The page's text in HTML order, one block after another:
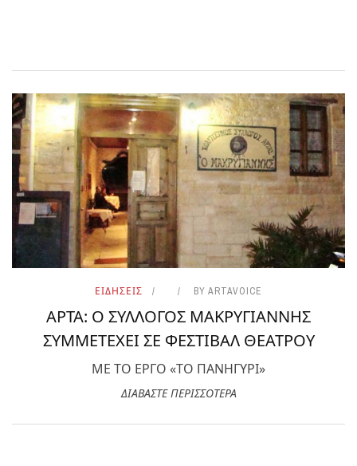
ΕΙΔΗΣΕΙΣ BY ARTAVOICE
ΑΡΤΑ: Ο ΣΥΛΛΟΓΟΣ ΜΑΚΡΥΓΙΑΝΝΗΣ
ΣΥΜΜΕΤΕΧΕΙ ΣΕ ΦΕΣΤΙΒΑΛ ΘΕΑΤΡΟΥ
ΜΕ ΤΟ ΕΡΓΟ «ΤΟ ΠΑΝΗΓΥΡΙ»
ΔΙΑΒΑΣΤΕ ΠΕΡΙΣΣΟΤΕΡΑ